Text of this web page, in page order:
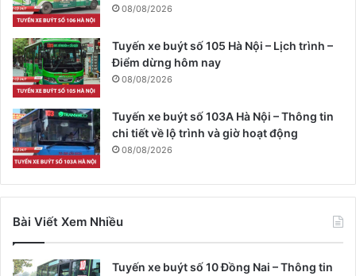
08/08/2026
Tuyến xe buýt số 105 Hà Nội – Lịch trình –
Điểm dừng hôm nay
08/08/2026
Tuyến xe buýt số 103A Hà Nội – Thông tin
chi tiết về lộ trình và giờ hoạt động
08/08/2026
Bài Viết Xem Nhiều
Tuyến xe buýt số 10 Đồng Nai – Thông tin